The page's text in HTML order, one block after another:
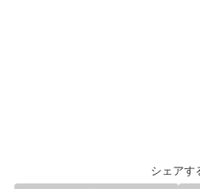
シェアす